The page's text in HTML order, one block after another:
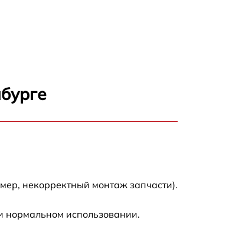
некорректный монтаж запчасти).
нормальном использовании.